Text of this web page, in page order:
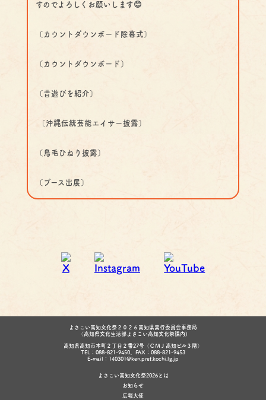
すのでよろしくお願いします😊
〔カウントダウンボード除幕式〕
〔カウントダウンボード〕
〔昔遊びを紹介〕
〔沖縄伝統芸能エイサー披露〕
〔鳥毛ひねり披露〕
〔ブース出展〕
よさこい高知文化祭２０２６高知県実行委員会事務局
（高知県文化生活部よさこい高知文化祭課内)
高知県高知市本町２丁目２番27号（ＣＭＪ高知ビル３階）
TEL：088-821-9450、FAX：088-821-9453
E-mail：140301@ken.pref.kochi.lg.jp
よさこい高知文化祭2026とは
お知らせ
広報大使